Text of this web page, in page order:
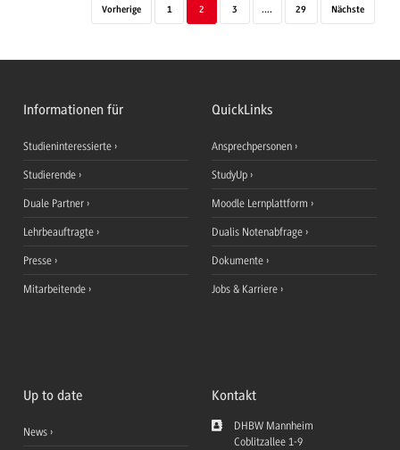
Vorherige 1 2 3 .... 29 Nächste
Informationen für
Studieninteressierte
Studierende
Duale Partner
Lehrbeauftragte
Presse
Mitarbeitende
QuickLinks
Ansprechpersonen
StudyUp
Moodle Lernplattform
Dualis Notenabfrage
Dokumente
Jobs & Karriere
Up to date
News
Kontakt
DHBW Mannheim
Coblitzallee 1-9